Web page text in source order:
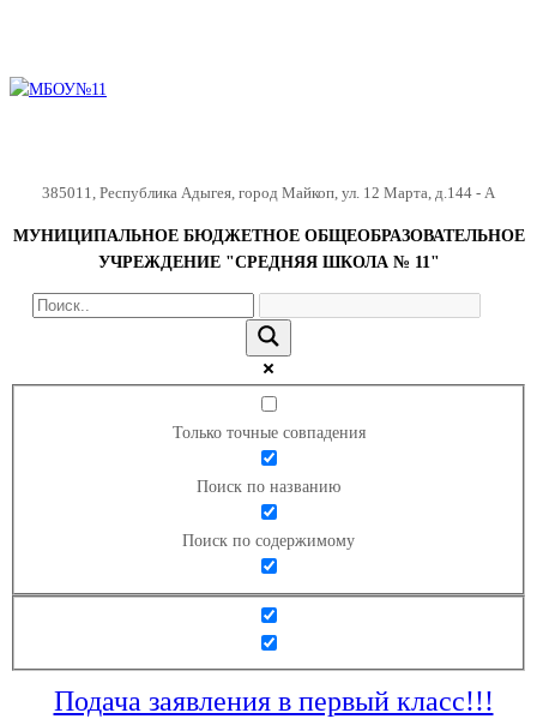
385011, Республика Адыгея, город Майкоп, ул. 12 Марта, д.144 - А
МУНИЦИПАЛЬНОЕ БЮДЖЕТНОЕ ОБЩЕОБРАЗОВАТЕЛЬНОЕ
УЧРЕЖДЕНИЕ "СРЕДНЯЯ ШКОЛА № 11"
Только точные совпадения
Поиск по названию
Поиск по содержимому
Подача заявления в первый класс!!!